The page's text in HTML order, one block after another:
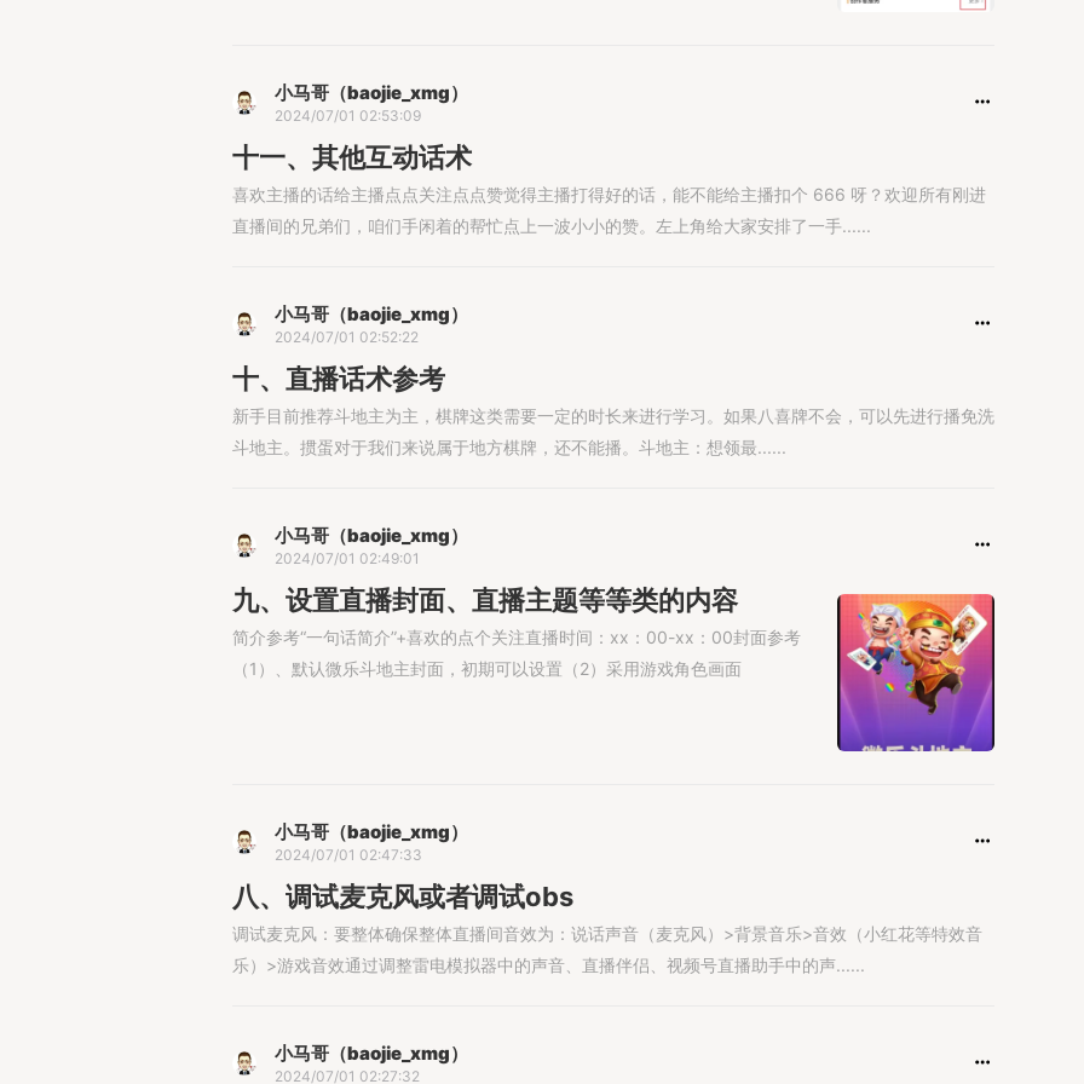
小马哥（baojie_xmg）
2024/07/01 02:53:09
十一、其他互动话术
喜欢主播的话给主播点点关注点点赞觉得主播打得好的话，能不能给主播扣个 666 呀？欢迎所有刚进
直播间的兄弟们，咱们手闲着的帮忙点上一波小小的赞。左上角给大家安排了一手......
小马哥（baojie_xmg）
2024/07/01 02:52:22
十、直播话术参考
新手目前推荐斗地主为主，棋牌这类需要一定的时长来进行学习。如果八喜牌不会，可以先进行播免洗
斗地主。掼蛋对于我们来说属于地方棋牌，还不能播。斗地主：想领最......
小马哥（baojie_xmg）
2024/07/01 02:49:01
九、设置直播封面、直播主题等等类的内容
简介参考“一句话简介”+喜欢的点个关注直播时间：xx：00-xx：00封面参考
（1）、默认微乐斗地主封面，初期可以设置（2）采用游戏角色画面
小马哥（baojie_xmg）
2024/07/01 02:47:33
八、调试麦克风或者调试obs
调试麦克风：要整体确保整体直播间音效为：说话声音（麦克风）>背景音乐>音效（小红花等特效音
乐）>游戏音效通过调整雷电模拟器中的声音、直播伴侣、视频号直播助手中的声......
小马哥（baojie_xmg）
2024/07/01 02:27:32